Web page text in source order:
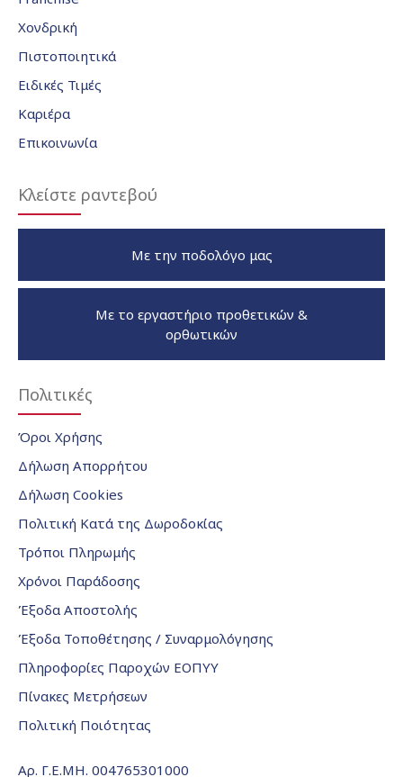
Χονδρική
Πιστοποιητικά
Ειδικές Τιμές
Καριέρα
Επικοινωνία
Κλείστε ραντεβού
Με την ποδολόγο μας
Με το εργαστήριο προθετικών &
ορθωτικών
Πολιτικές
Όροι Χρήσης
Δήλωση Απορρήτου
Δήλωση Cookies
Πολιτική Κατά της Δωροδοκίας
Τρόποι Πληρωμής
Χρόνοι Παράδοσης
Έξοδα Αποστολής
Έξοδα Τοποθέτησης / Συναρμολόγησης
Πληροφορίες Παροχών ΕΟΠΥΥ
Πίνακες Μετρήσεων
Πολιτική Ποιότητας
Αρ. Γ.Ε.ΜΗ. 004765301000